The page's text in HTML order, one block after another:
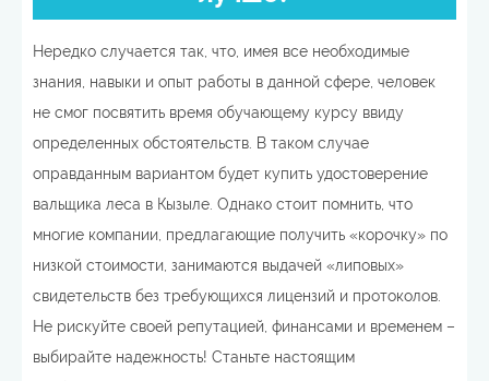
Нередко случается так, что, имея все необходимые
знания, навыки и опыт работы в данной сфере, человек
не смог посвятить время обучающему курсу ввиду
определенных обстоятельств. В таком случае
оправданным вариантом будет купить удостоверение
вальщика леса в Кызыле. Однако стоит помнить, что
многие компании, предлагающие получить «корочку» по
низкой стоимости, занимаются выдачей «липовых»
свидетельств без требующихся лицензий и протоколов.
Не рискуйте своей репутацией, финансами и временем –
выбирайте надежность! Станьте настоящим